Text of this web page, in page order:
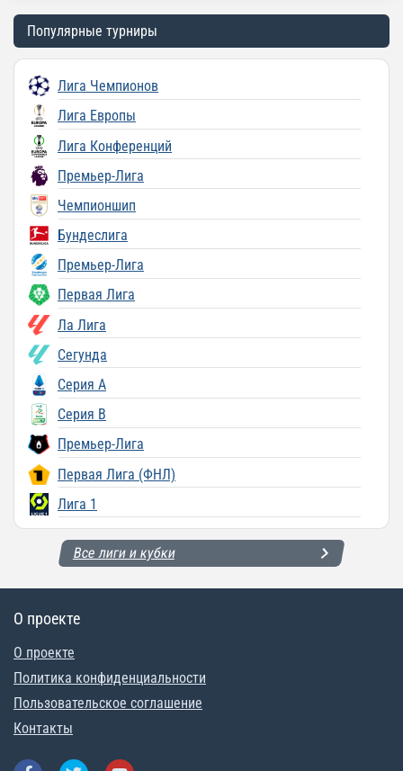
Популярные турниры
Лига Чемпионов
Лига Европы
Лига Конференций
Премьер-Лига
Чемпионшип
Бундеслига
Премьер-Лига
Первая Лига
Ла Лига
Сегунда
Серия A
Серия B
Премьер-Лига
Первая Лига (ФНЛ)
Лига 1
Все лиги и кубки
О проекте
О проекте
Политика конфиденциальности
Пользовательское соглашение
Контакты